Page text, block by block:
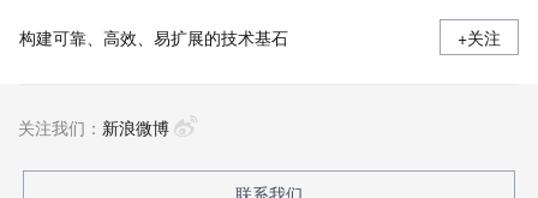
构建可靠、高效、易扩展的技术基石 +关注
关注我们： 新浪微博
联系我们